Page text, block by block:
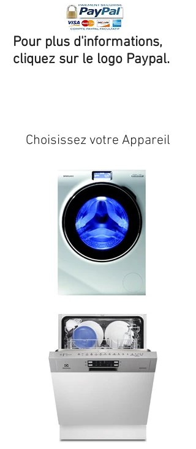
Pour plus d'informations,
cliquez sur le logo Paypal.
Choisissez votre Appareil